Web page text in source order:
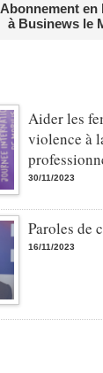
Abonnement en
à Businews le
Aider les
violence à
30/11/2023
Paroles de
16/11/2023